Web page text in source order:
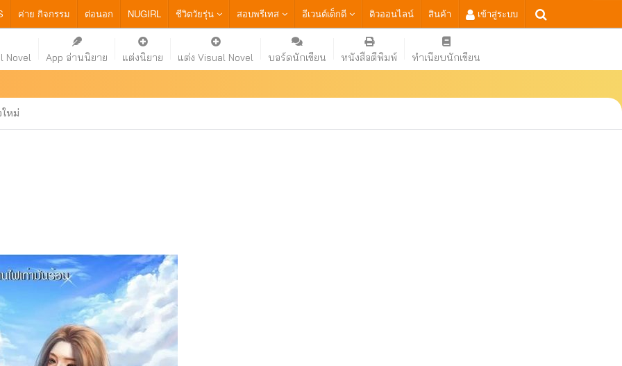
ค่าย กิจกรรม ต่อนอก NUGIRL ชีวิตวัยรุ่น สอบพรีเทส อีเวนต์เด็กดี ติวออนไลน์ สินค้า เข้าสู่ระบบ
Novel App อ่านนิยาย แต่งนิยาย แต่ง Visual Novel บอร์ดนักเขียน หนังสือตีพิมพ์ ทำเนียบนักเขียน
หม่